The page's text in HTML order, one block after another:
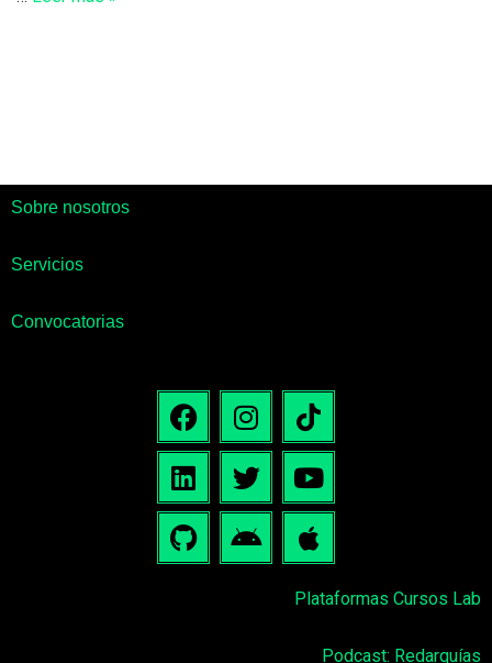
Sobre nosotros
Servicios
Convocatorias
Plataformas Cursos Lab
Podcast: Redarquías